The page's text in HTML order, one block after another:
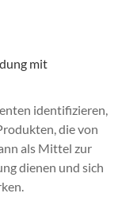
mit
identifizieren,
die von
als Mittel zur
dienen und sich